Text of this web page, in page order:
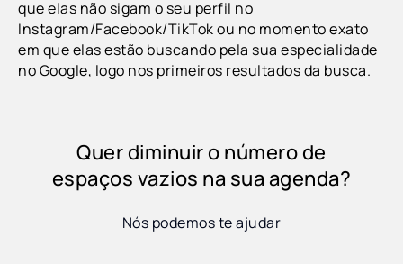
que elas não sigam o seu perfil no
Instagram/Facebook/TikTok ou no momento exato
em que elas estão buscando pela sua especialidade
no Google, logo nos primeiros resultados da busca.
Quer diminuir o número de
espaços vazios na sua agenda?
Nós podemos te ajudar